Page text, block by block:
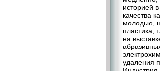
историей
качества
молодые,
пластика,
на
удаления